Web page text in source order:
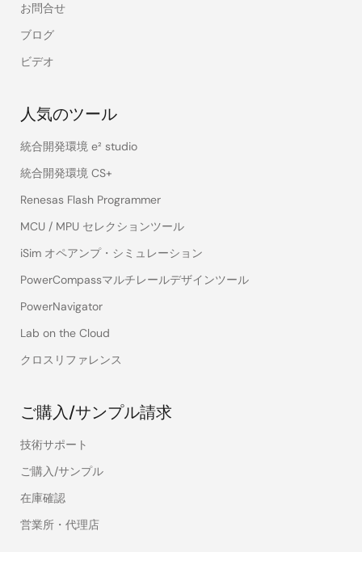
お問合せ
ブログ
ビデオ
人気のツール
統合開発環境 e² studio
統合開発環境 CS+
Renesas Flash Programmer
MCU / MPU セレクションツール
iSim オペアンプ・シミュレーション
PowerCompassマルチレールデザインツール
PowerNavigator
Lab on the Cloud
クロスリファレンス
ご購入/サンプル請求
技術サポート
ご購入/サンプル
在庫確認
営業所・代理店